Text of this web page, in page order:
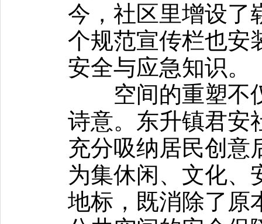
今，社区里增设了
个规范宣传栏也安
安全与应急知识。
空间的重塑不
诗意。东升镇君安
充分吸纳居民创意
为集休闲、文化、
地标，既消除了原